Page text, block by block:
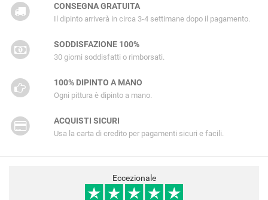
CONSEGNA GRATUITA
Il dipinto arriverà in circa 3-4 settimane dopo il pagamento.
SODDISFAZIONE 100%
30 giorni soddisfatti o rimborsati.
100% DIPINTO A MANO
Ogni pittura è dipinto a mano.
ACQUISTI SICURI
Usa la carta di credito per pagamenti sicuri e facili.
Eccezionale